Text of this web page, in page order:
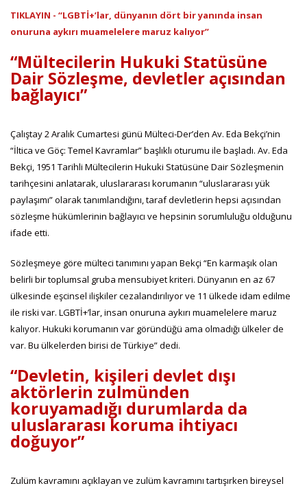
TIKLAYIN - “LGBTİ+’lar, dünyanın dört bir yanında insan
onuruna aykırı muamelelere maruz kalıyor”
“Mültecilerin Hukuki Statüsüne
Dair Sözleşme, devletler açısından
bağlayıcı”
Çalıştay 2 Aralık Cumartesi günü Mülteci-Der’den Av. Eda Bekçi’nin
“İltica ve Göç: Temel Kavramlar” başlıklı oturumu ile başladı. Av. Eda
Bekçi, 1951 Tarihli Mültecilerin Hukuki Statüsüne Dair Sözleşmenin
tarihçesini anlatarak, uluslararası korumanın “uluslararası yük
paylaşımı” olarak tanımlandığını, taraf devletlerin hepsi açısından
sözleşme hükümlerinin bağlayıcı ve hepsinin sorumluluğu olduğunu
ifade etti.
Sözleşmeye göre mülteci tanımını yapan Bekçi “En karmaşık olan
belirli bir toplumsal gruba mensubiyet kriteri. Dünyanın en az 67
ülkesinde eşcinsel ilişkiler cezalandırılıyor ve 11 ülkede idam edilme
ile riski var. LGBTİ+’lar, insan onuruna aykırı muamelelere maruz
kalıyor. Hukuki korumanın var göründüğü ama olmadığı ülkeler de
var. Bu ülkelerden birisi de Türkiye” dedi.
“Devletin, kişileri devlet dışı
aktörlerin zulmünden
koruyamadığı durumlarda da
uluslararası koruma ihtiyacı
doğuyor”
Zulüm kavramını açıklayan ve zulüm kavramını tartışırken bireysel